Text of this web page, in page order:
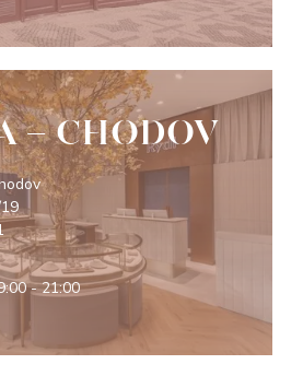
- CHODOV
- 21:00